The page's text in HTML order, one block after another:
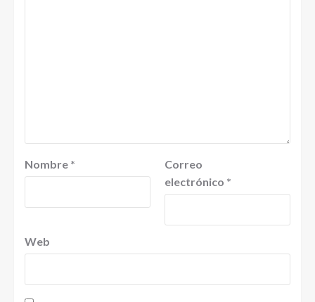
Nombre *
Correo
electrónico *
Web